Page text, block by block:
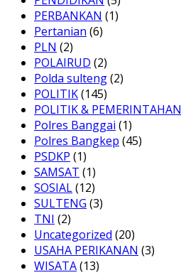
PERBANKAN (1)
Pertanian (6)
PLN (2)
POLAIRUD (2)
Polda sulteng(2)
POLITIK(145)
POLITIK & PEMERINTAHAN
Polres Banggai (1)
Polres Bangkep (45)
PSDKP (1)
SAMSAT (1)
SOSIAL(12)
SULTENG (3)
TNI (2)
Uncategorized (20)
USAHA PERIKANAN (3)
WISATA(13)